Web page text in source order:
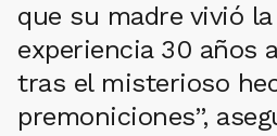
que su madre vivió
experiencia 30 años
tras el misterioso
premoniciones”,